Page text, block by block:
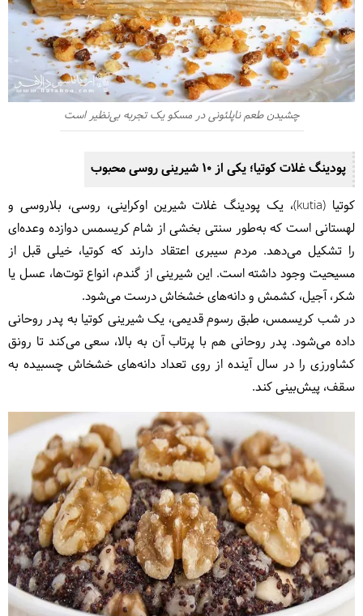
چشیدن طعم ناپلئونی در مسکو یک تجربه بی‌نظیر است
پودینگ غلات کوتیا؛ یکی از ۱۰ شیرینی روسی محبوب
کوتیا (kutia)، یک پودینگ غلات شیرین اوکراینی، روسی، بلاروسی و
لهستانی است که به‌طور سنتی بخشی از شام کریسمس دوازده وعده‌ای
را تشکیل می‌دهد. مردم سیبری اعتقاد دارند که کوتیا، خیلی قبل از
مسیحیت وجود داشته است. این شیرینی از گندم، انواع توت‌ها، عسل یا
شکر، آجیل، کشمش و دانه‌های خشخاش درست می‌شود.
در شب کریسمس، طبق رسوم قدیمی، یک شیرینی کوتیا به پدر روحانی
داده می‌شود. پدر روحانی هم با پرتاب آن به بالا، سعی می‌کند تا رونق
کشاورزی را در سال آینده از روی تعداد دانه‌های خشخاش چسبیده به
سقف، پیش‌بینی کند.